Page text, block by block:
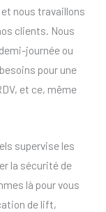
et nous travaillons
clients. Nous
journée ou
pour une
et ce, même
supervise les
la sécurité de
là pour vous
de lift,